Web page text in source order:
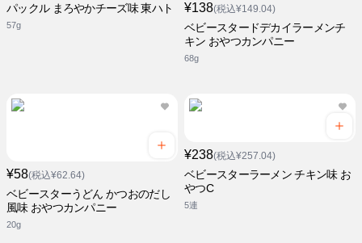
パックル まろやかチーズ味 東ハト
57g
¥138(税込¥149.04)
ベビースタードデカイラーメンチ
キン おやつカンパニー
68g
¥58(税込¥62.64)
ベビースターうどん かつおのだし
風味 おやつカンパニー
20g
¥238(税込¥257.04)
ベビースターラーメン チキン味 お
やつC
5連